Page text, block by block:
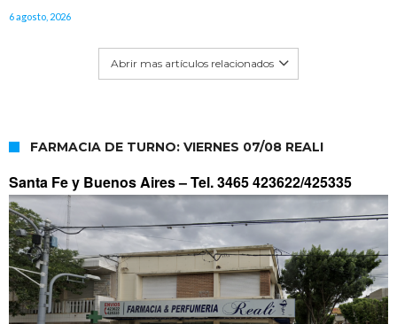
6 agosto, 2026
Abrir mas artículos relacionados
FARMACIA DE TURNO: VIERNES 07/08 REALI
Santa Fe y Buenos Aires –Tel. 3465 423622/425335